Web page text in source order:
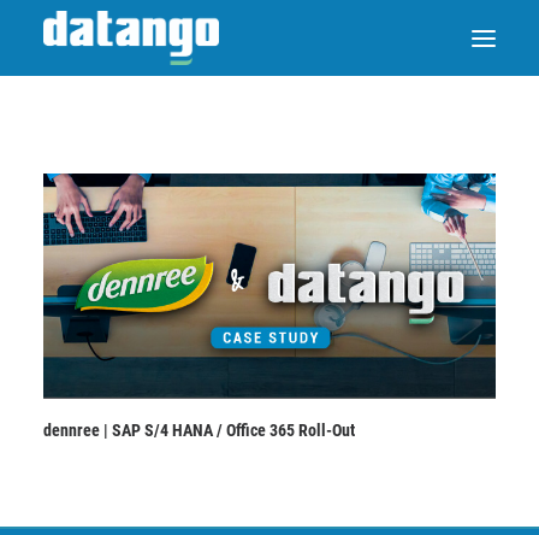
dennree | SAP S/4 HANA / Office 365 Roll-Out